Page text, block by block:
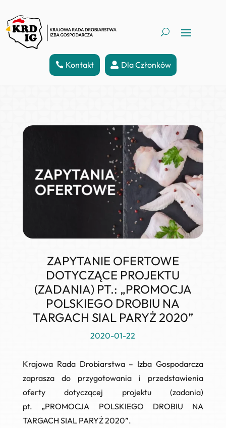
Kontakt Dla Członków
ZAPYTANIE OFERTOWE
DOTYCZĄCE PROJEKTU
(ZADANIA) PT.: „PROMOCJA
POLSKIEGO DROBIU NA
TARGACH SIAL PARYŻ 2020”
2020-01-22
Krajowa Rada Drobiarstwa – Izba Gospodarcza
zaprasza do przygotowania i przedstawienia
oferty dotyczącej projektu (zadania)
pt. „PROMOCJA POLSKIEGO DROBIU NA
TARGACH SIAL PARYŻ 2020”.